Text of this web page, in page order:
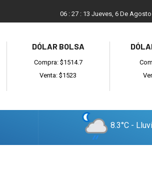
Reino: “Hay
06 : 27 : 15 Jueves, 6 De
DÓLAR BOLSA
Compra: $1514.7
Venta: $1523
8.3°C -